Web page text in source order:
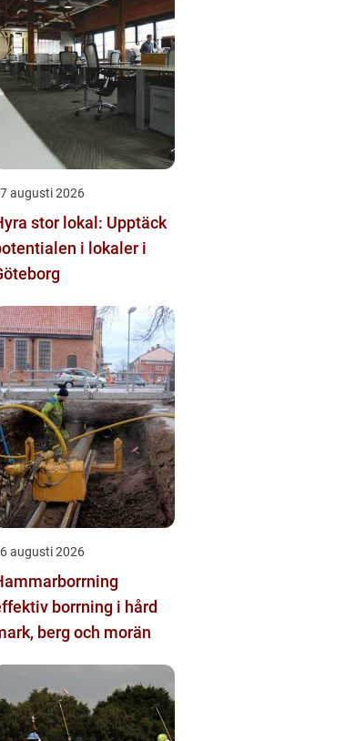
augusti 2026
stor lokal: Upptäck
i lokaler i
augusti 2026
borrning i hård
berg och morän